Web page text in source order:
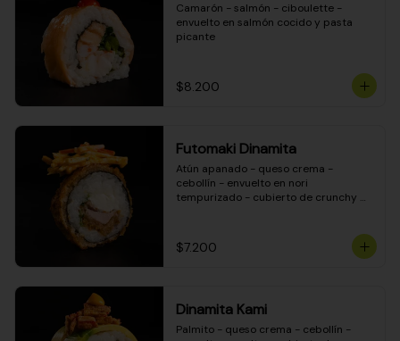
Camarón - salmón - ciboulette -
envuelto en salmón cocido y pasta
picante
$8.200
Futomaki Dinamita
Atún apanado - queso crema -
cebollín - envuelto en nori
tempurizado - cubierto de crunchy
$7.200
Dinamita Kami
Palmito - queso crema - cebollín -